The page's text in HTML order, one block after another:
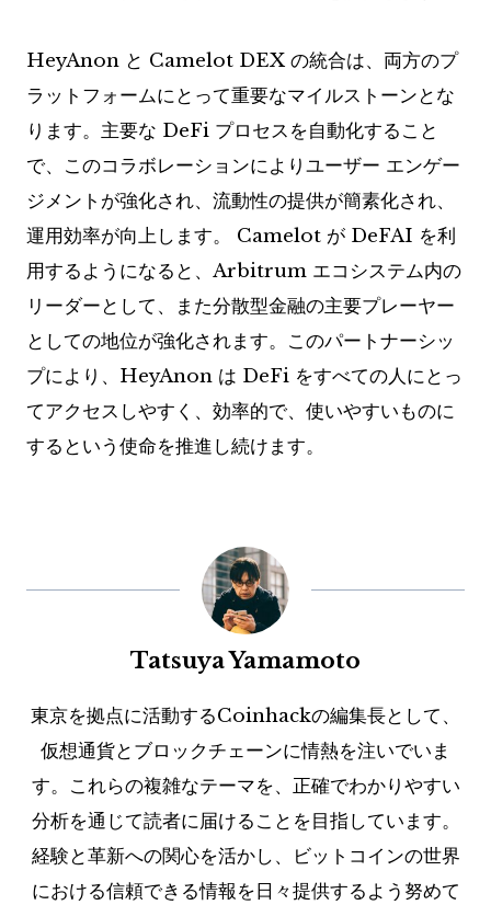
HeyAnon と Camelot DEX の統合は、両方のプ
ラットフォームにとって重要なマイルストーンとな
ります。主要な DeFi プロセスを自動化すること
で、このコラボレーションによりユーザー エンゲー
ジメントが強化され、流動性の提供が簡素化され、
運用効率が向上します。 Camelot が DeFAI を利
用するようになると、Arbitrum エコシステム内の
リーダーとして、また分散型金融の主要プレーヤー
としての地位が強化されます。このパートナーシッ
プにより、HeyAnon は DeFi をすべての人にとっ
てアクセスしやすく、効率的で、使いやすいものに
するという使命を推進し続けます。
Tatsuya Yamamoto
東京を拠点に活動するCoinhackの編集長として、
仮想通貨とブロックチェーンに情熱を注いでいま
す。これらの複雑なテーマを、正確でわかりやすい
分析を通じて読者に届けることを目指しています。
経験と革新への関心を活かし、ビットコインの世界
における信頼できる情報を日々提供するよう努めて